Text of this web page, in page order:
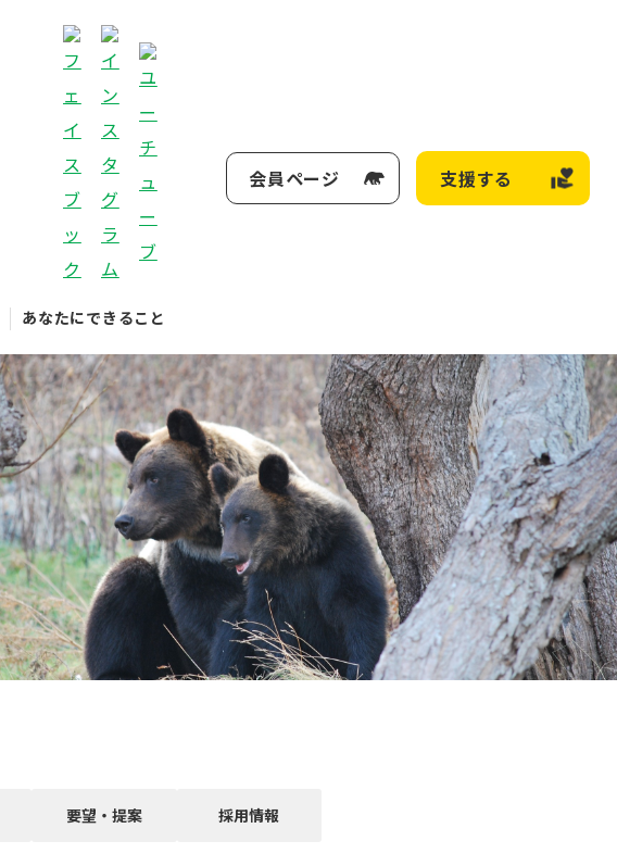
あなたにできること
会員ページ 支援する
要望・提案 採用情報